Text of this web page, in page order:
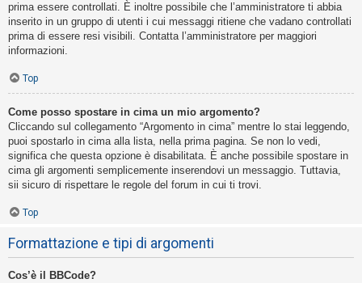
prima essere controllati. È inoltre possibile che l’amministratore ti abbia
inserito in un gruppo di utenti i cui messaggi ritiene che vadano controllati
prima di essere resi visibili. Contatta l’amministratore per maggiori
informazioni.
Top
Come posso spostare in cima un mio argomento?
Cliccando sul collegamento “Argomento in cima” mentre lo stai leggendo,
puoi spostarlo in cima alla lista, nella prima pagina. Se non lo vedi,
significa che questa opzione è disabilitata. È anche possibile spostare in
cima gli argomenti semplicemente inserendovi un messaggio. Tuttavia,
sii sicuro di rispettare le regole del forum in cui ti trovi.
Top
Formattazione e tipi di argomenti
Cos’è il BBCode?